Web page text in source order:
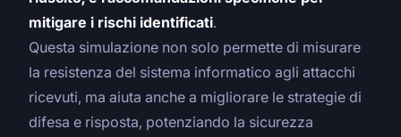
mitigare i rischi identificati.
Questa simulazione non solo permette di misurare
la resistenza del sistema informatico agli attacchi
ricevuti, ma aiuta anche a migliorare le strategie di
difesa e risposta, potenziando la sicurezza